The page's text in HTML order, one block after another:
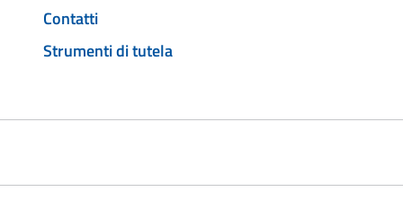
Contatti
Strumenti di tutela